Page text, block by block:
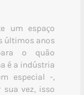
um espaço
últimos anos
o quão
é a indústria
especial -,
vez, isso